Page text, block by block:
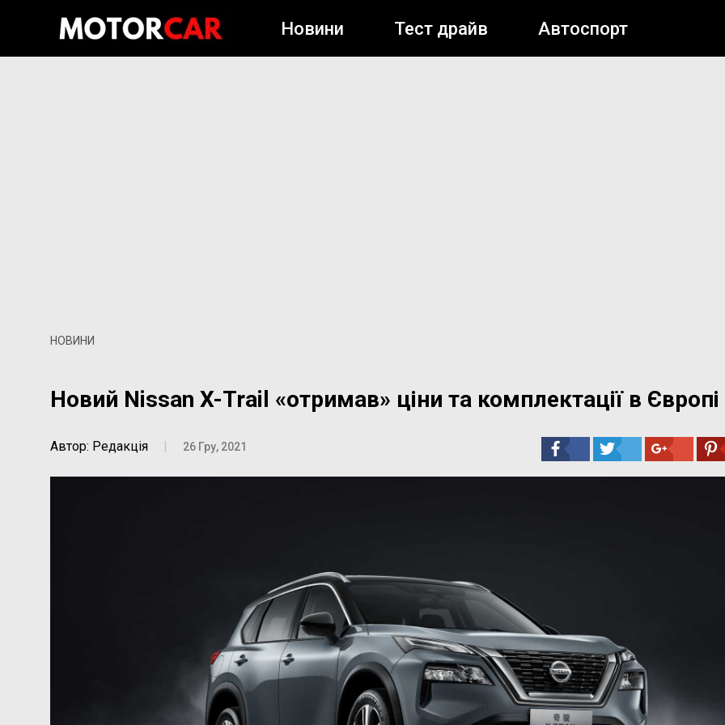
Новини Тест драйв Автоспорт
НОВИНИ
Новий Nissan X-Trail «отримав» ціни та комплектації в Європі
Автор: Редакція | 26 Гру, 2021